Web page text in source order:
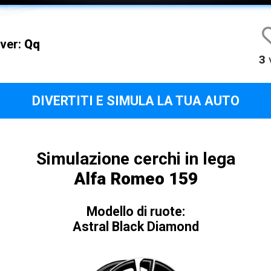
Qq
3
DIVERTITI E SIMULA LA TUA AUTO
Simulazione cerchi in lega
Alfa Romeo 159
Modello di ruote:
Astral Black Diamond